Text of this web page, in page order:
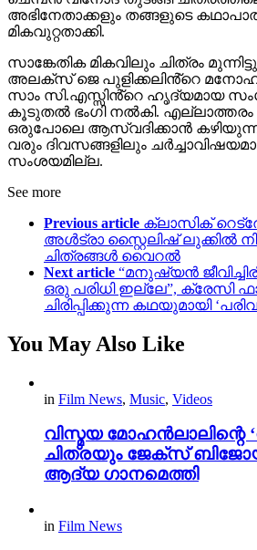
അഭിനേതാക്കളും തങ്ങളുടെ
മികവുറ്റതാക്കി.
സാങ്കേതിക മികവിലും ചിത്രം
അലക്സ് ജെ പുളിക്കലിൻ്റെ
സാം സി.എസ്സിൻ്റെ ഹൃദ്യമായ
കൂടുതൽ ഭംഗി നൽകി. എല്ലാത്തരം
ഒരുപോലെ ആസ്വദിക്കാൻ കഴിയുന്ന
വരും ദിവസങ്ങളിലും
സംശയമില്ല.
See more
Previous article ക്ലാസിക്
അൾട്രാ സ്റ്റൈലിഷ് ലുക്കിൽ
ചിത്രങ്ങൾ വൈറൽ
Next article “മനുഷ്യൻ
ഒരു പരിധി ഇല്ലേ”, ക്രേസി
ചിരിപ്പിക്കുന്ന കഥയുമായി
You May Also Like
in Film News, Music, Videos
വിസ്മയ മോഹൻലാലിന്റെ
ചിത്രയും ജേക്സ്
ആദ്യ ഗാനമെത്തി
in Film News